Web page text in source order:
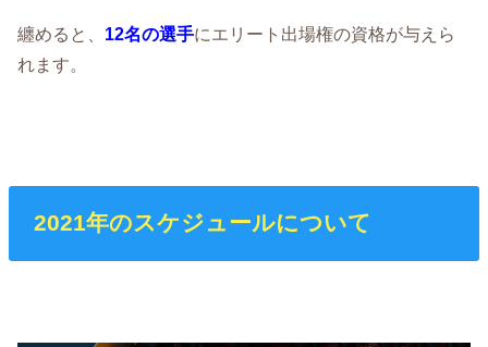
纏めると、 12名の選手にエリート出場権の資格が与えら
れます。
2021年のスケジュールについて